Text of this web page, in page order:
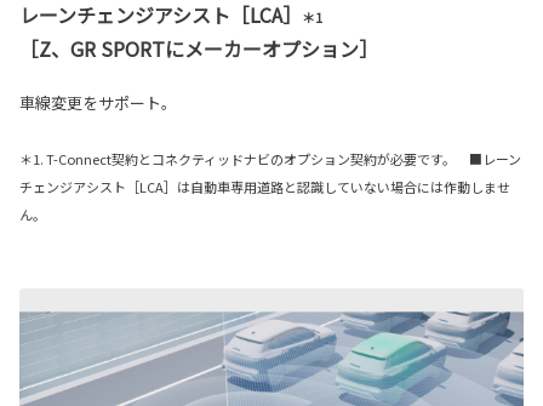
レーンチェンジアシスト［LCA］
＊1
［Z、GR SPORTにメーカーオプション］
車線変更をサポート。
＊1. T-Connect契約とコネクティッドナビのオプション契約が必要です。 ■レーン
チェンジアシスト［LCA］は自動車専用道路と認識していない場合には作動しませ
ん。